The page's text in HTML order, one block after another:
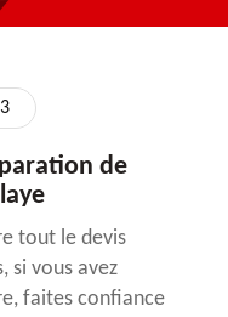
de
tout le devis
si vous avez
faites confiance